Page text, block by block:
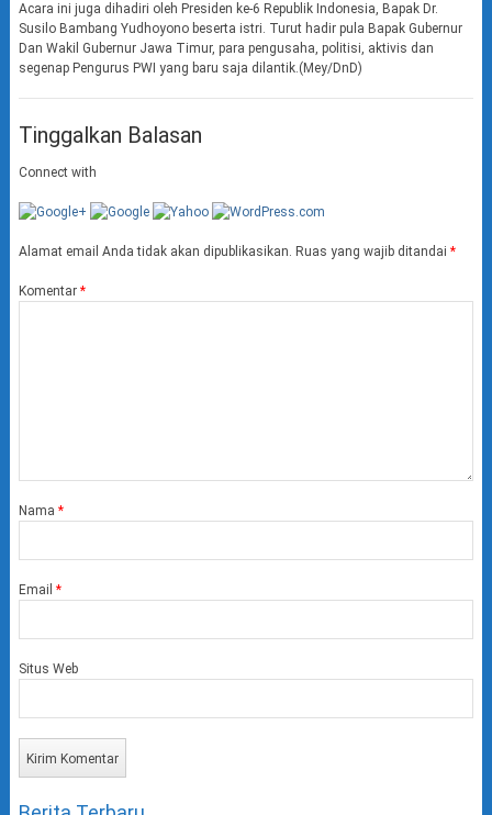
Acara ini juga dihadiri oleh Presiden ke-6 Republik Indonesia, Bapak Dr.
Susilo Bambang Yudhoyono beserta istri. Turut hadir pula Bapak Gubernur
Dan Wakil Gubernur Jawa Timur, para pengusaha, politisi, aktivis dan
segenap Pengurus PWI yang baru saja dilantik.(Mey/DnD)
Tinggalkan Balasan
Connect with
Alamat email Anda tidak akan dipublikasikan. Ruas yang wajib ditandai *
Komentar *
Nama *
Email *
Situs Web